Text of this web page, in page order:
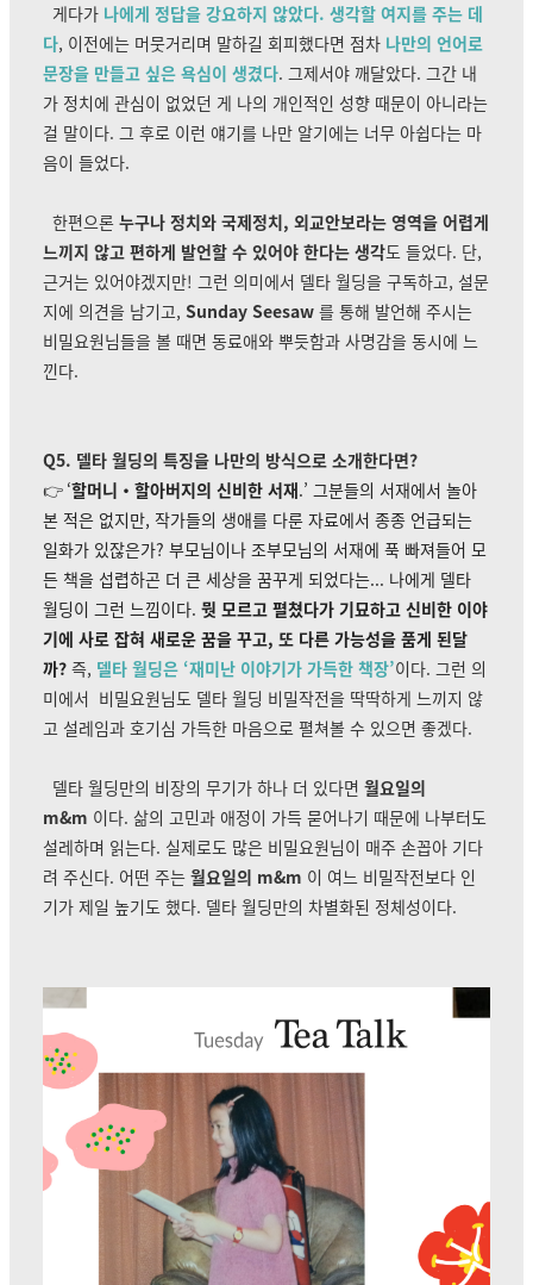
게다가 나에게 정답을 강요하지 않았다. 생각할 여지를 주는 데
다, 이전에는 머뭇거리며 말하길 회피했다면 점차 나만의 언어로
문장을 만들고 싶은 욕심이 생겼다. 그제서야 깨달았다. 그간 내
가 정치에 관심이 없었던 게 나의 개인적인 성향 때문이 아니라는
걸 말이다. 그 후로 이런 얘기를 나만 알기에는 너무 아쉽다는 마
음이 들었다.
한편으론 누구나 정치와 국제정치, 외교안보라는 영역을 어렵게
느끼지 않고 편하게 발언할 수 있어야 한다는 생각도 들었다. 단,
근거는 있어야겠지만! 그런 의미에서 델타 월딩을 구독하고, 설문
지에 의견을 남기고, Sunday Seesaw 를 통해 발언해 주시는
비밀요원님들을 볼 때면 동료애와 뿌듯함과 사명감을 동시에 느
낀다.
Q5. 델타 월딩의 특징을 나만의 방식으로 소개한다면?
👉 ‘할머니・할아버지의 신비한 서재.’ 그분들의 서재에서 놀아
본 적은 없지만, 작가들의 생애를 다룬 자료에서 종종 언급되는
일화가 있잖은가? 부모님이나 조부모님의 서재에 푹 빠져들어 모
든 책을 섭렵하곤 더 큰 세상을 꿈꾸게 되었다는... 나에게 델타
월딩이 그런 느낌이다. 뭣 모르고 펼쳤다가 기묘하고 신비한 이야
기에 사로 잡혀 새로운 꿈을 꾸고, 또 다른 가능성을 품게 된달
까? 즉, 델타 월딩은 ‘재미난 이야기가 가득한 책장’이다. 그런 의
미에서 비밀요원님도 델타 월딩 비밀작전을 딱딱하게 느끼지 않
고 설레임과 호기심 가득한 마음으로 펼쳐볼 수 있으면 좋겠다.
델타 월딩만의 비장의 무기가 하나 더 있다면 월요일의
m&m 이다. 삶의 고민과 애정이 가득 묻어나기 때문에 나부터도
설레하며 읽는다. 실제로도 많은 비밀요원님이 매주 손꼽아 기다
려 주신다. 어떤 주는 월요일의 m&m 이 여느 비밀작전보다 인
기가 제일 높기도 했다. 델타 월딩만의 차별화된 정체성이다.